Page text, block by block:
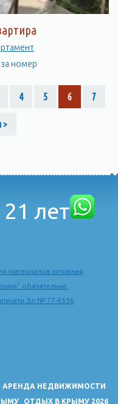
номер
4 5 6 7
>
лет
материалов активная
обязательна.
Эл № 77-4556
АРЕНДА НЕДВИЖИМОСТИ
ОТДЫХ В КРЫМУ 2026